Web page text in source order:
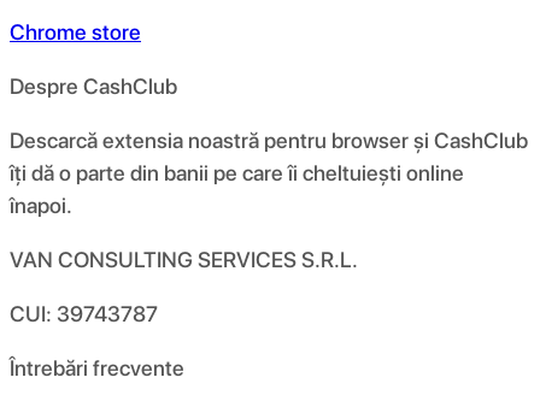
Chrome store
Despre CashClub
Descarcă extensia noastră pentru browser și CashClub
îți dă o parte din banii pe care îi cheltuiești online
înapoi.
VAN CONSULTING SERVICES S.R.L.
CUI: 39743787
Întrebări frecvente